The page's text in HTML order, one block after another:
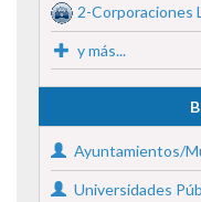
2-Corporaciones
y más...
Ayuntamientos/
Universidades